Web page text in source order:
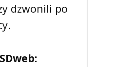
dzwonili po